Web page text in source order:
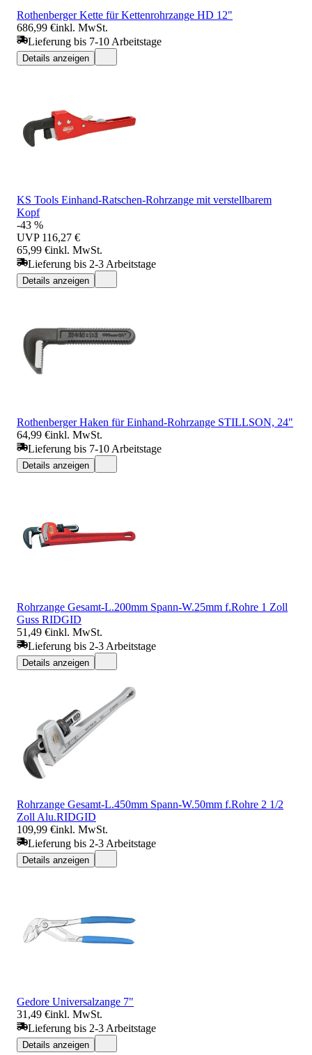
Rothenberger Kette für Kettenrohrzange HD 12"
686,99 €inkl. MwSt.
Lieferung bis 7-10 Arbeitstage
Details anzeigen
KS Tools Einhand-Ratschen-Rohrzange mit verstellbarem
Kopf
-43 %
UVP 116,27 €
65,99 €inkl. MwSt.
Lieferung bis 2-3 Arbeitstage
Details anzeigen
Rothenberger Haken für Einhand-Rohrzange STILLSON, 24"
64,99 €inkl. MwSt.
Lieferung bis 7-10 Arbeitstage
Details anzeigen
Rohrzange Gesamt-L.200mm Spann-W.25mm f.Rohre 1 Zoll
Guss RIDGID
51,49 €inkl. MwSt.
Lieferung bis 2-3 Arbeitstage
Details anzeigen
Rohrzange Gesamt-L.450mm Spann-W.50mm f.Rohre 2 1/2
Zoll Alu.RIDGID
109,99 €inkl. MwSt.
Lieferung bis 2-3 Arbeitstage
Details anzeigen
Gedore Universalzange 7"
31,49 €inkl. MwSt.
Lieferung bis 2-3 Arbeitstage
Details anzeigen